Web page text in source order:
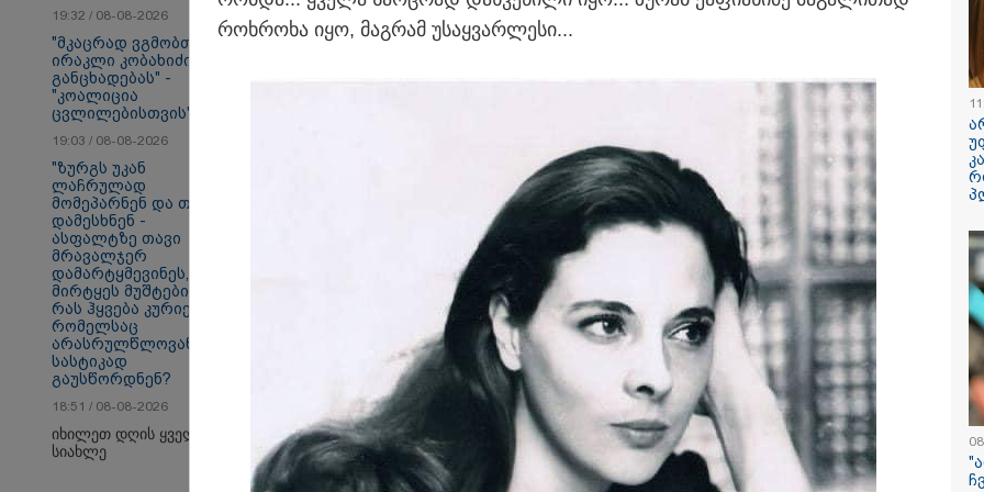
თბილისი - ანტალია
თბილისი - ჰერაკლიონი
თბილისი -
11:36 / 08-08-2026
საქართველოში
ადამიანი
პირს ამ დრომდე
19:32 / 08-08-2026
"მკაცრად ვგმობთ
ირაკლი კობახიძის
განცხადებას" -
"კოალიცია
ცვლილებისთვის"
19:03 / 08-08-2026
"ზურგს უკან
ლაჩრულად
მომეპარნენ და თავს
დამესხნენ -
ასფალტზე თავი
მრავალჯერ
დამარტყმევინეს,
მირტყეს მუშტები" -
რას ჰყვება კურიერი,
რომელსაც
არასრულწლოვანები
სასტიკად
გაუსწორდნენ?
18:51 / 08-08-2026
იხილეთ დღის ყველა
სიახლე
როხ­რო­ხა იყო, მაგ­რამ უსაყ­ვარ­ლე­სი...